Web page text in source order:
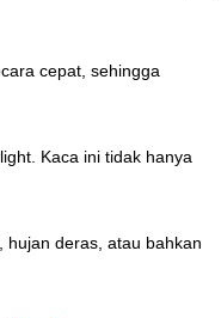
cepat, sehingga
Kaca ini tidak hanya
hujan deras, atau bahkan